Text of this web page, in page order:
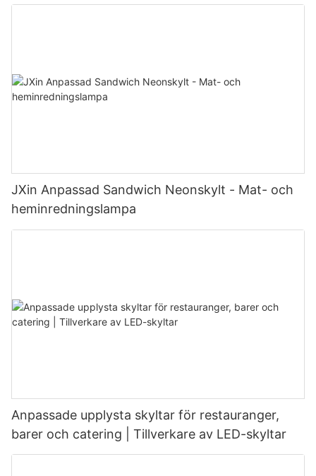
JXin Anpassad Sandwich Neonskylt - Mat- och
heminredningslampa
Anpassade upplysta skyltar för restauranger,
barer och catering | Tillverkare av LED-skyltar